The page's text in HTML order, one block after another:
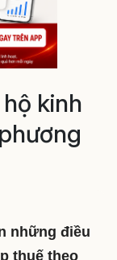
kinh
những điều
thuế theo